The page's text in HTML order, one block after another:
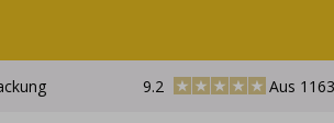
9.2 Aus